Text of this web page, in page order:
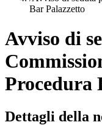
Bar Palazzetto
Avviso di
Procedura
Dettagli della